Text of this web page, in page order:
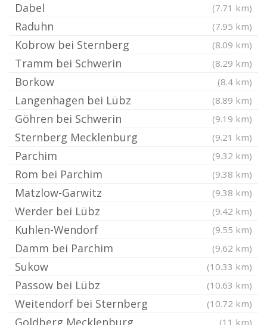
Dabel (7.71 km)
Raduhn (7.95 km)
Kobrow bei Sternberg (8.09 km)
Tramm bei Schwerin (8.29 km)
Borkow (8.4 km)
Langenhagen bei Lübz (8.89 km)
Göhren bei Schwerin (9.19 km)
Sternberg Mecklenburg (9.21 km)
Parchim (9.32 km)
Rom bei Parchim (9.38 km)
Matzlow-Garwitz (9.38 km)
Werder bei Lübz (9.42 km)
Kuhlen-Wendorf (9.55 km)
Damm bei Parchim (9.62 km)
Sukow (10.33 km)
Passow bei Lübz (10.63 km)
Weitendorf bei Sternberg (10.72 km)
Goldberg Mecklenburg (11 km)